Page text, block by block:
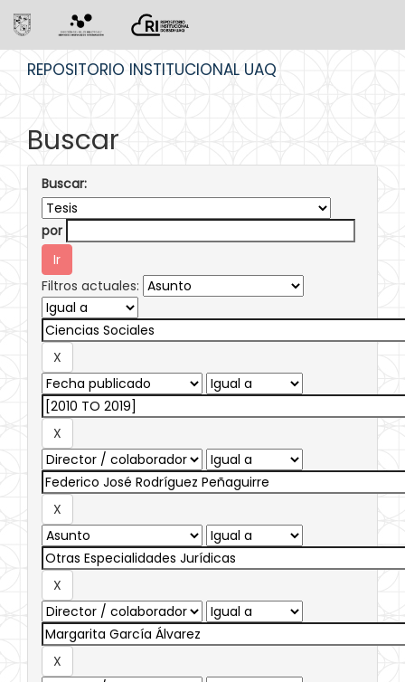
REPOSITORIO INSTITUCIONAL UAQ
Buscar
Buscar:
por
Filtros actuales: